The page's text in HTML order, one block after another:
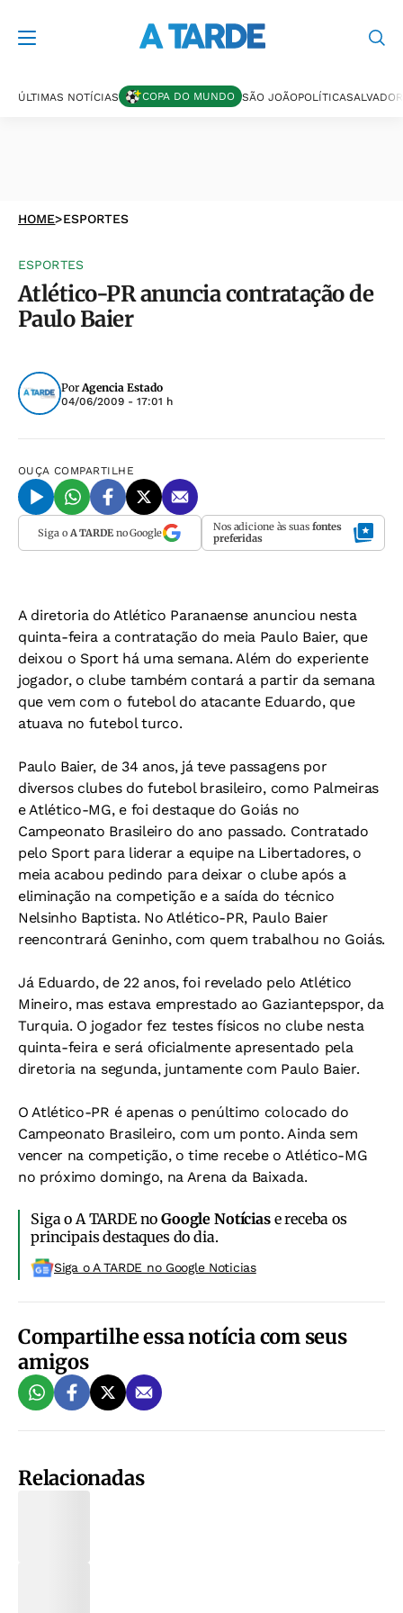
ÚLTIMAS NOTÍCIAS COPA DO MUNDO SÃO JOÃOPOLÍTICASALVADOR
HOME>ESPORTES
ESPORTES
Atlético-PR anuncia contratação de
Paulo Baier
PorAgencia Estado
04/06/2009 - 17:01 h
OUÇA COMPARTILHE
Siga o A TARDEno Google Nos adicione às suas fontes
preferidas
A diretoria do Atlético Paranaense anunciou nesta
quinta-feira a contratação do meia Paulo Baier, que
deixou o Sport há uma semana. Além do experiente
jogador, o clube também contará a partir da semana
que vem com o futebol do atacante Eduardo, que
atuava no futebol turco.
Paulo Baier, de 34 anos, já teve passagens por
diversos clubes do futebol brasileiro, como Palmeiras
e Atlético-MG, e foi destaque do Goiás no
Campeonato Brasileiro do ano passado. Contratado
pelo Sport para liderar a equipe na Libertadores, o
meia acabou pedindo para deixar o clube após a
eliminação na competição e a saída do técnico
Nelsinho Baptista. No Atlético-PR, Paulo Baier
reencontrará Geninho, com quem trabalhou no Goiás.
Já Eduardo, de 22 anos, foi revelado pelo Atlético
Mineiro, mas estava emprestado ao Gaziantepspor, da
Turquia. O jogador fez testes físicos no clube nesta
quinta-feira e será oficialmente apresentado pela
diretoria na segunda, juntamente com Paulo Baier.
O Atlético-PR é apenas o penúltimo colocado do
Campeonato Brasileiro, com um ponto. Ainda sem
vencer na competição, o time recebe o Atlético-MG
no próximo domingo, na Arena da Baixada.
Siga o A TARDE noGoogle Notíciase receba os
principais destaques do dia.
Siga o A TARDE no Google Noticias
Compartilhe essa notícia com seus
amigos
Relacionadas